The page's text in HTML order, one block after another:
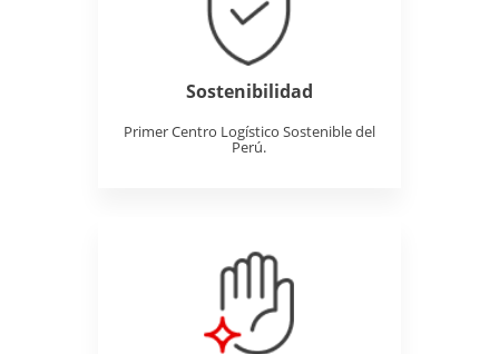
Sostenibilidad
Primer Centro Logístico Sostenible del
Perú.